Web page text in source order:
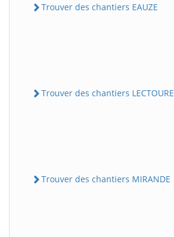
Trouver des chantiers EAUZE
Trouver des chantiers LECTOURE
Trouver des chantiers MIRANDE